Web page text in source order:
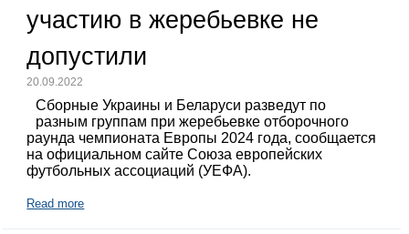
участию в жеребьевке не
допустили
20.09.2022
Сборные Украины и Беларуси разведут по
разным группам при жеребьевке отборочного
раунда чемпионата Европы 2024 года, сообщается
на официальном сайте Союза европейских
футбольных ассоциаций (УЕФА).
Read more